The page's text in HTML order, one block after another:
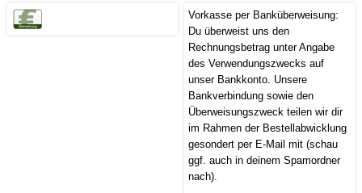
Vorkasse per Banküberweisung:
Du überweist uns den
Rechnungsbetrag unter Angabe
des Verwendungszwecks auf
unser Bankkonto. Unsere
Bankverbindung sowie den
Überweisungszweck teilen wir dir
im Rahmen der Bestellabwicklung
gesondert per E-Mail mit (schau
ggf. auch in deinem Spamordner
nach).